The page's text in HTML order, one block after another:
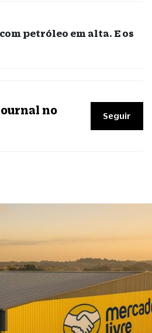
petróleo em alta. E os
no
Seguir